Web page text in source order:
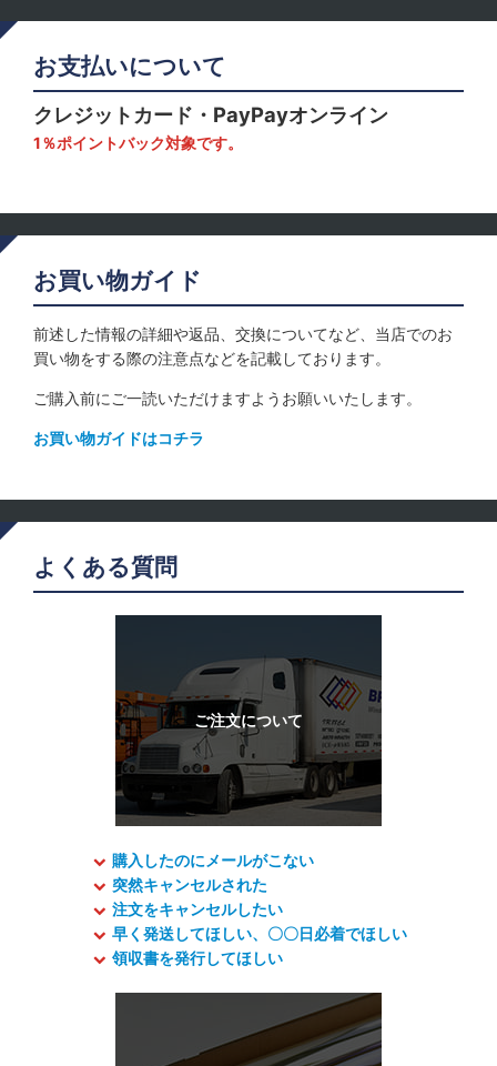
お支払いについて
クレジットカード・PayPayオンライン
1％ポイントバック対象です。
お買い物ガイド
前述した情報の詳細や返品、交換についてなど、当店でのお
買い物をする際の注意点などを記載しております。
ご購入前にご一読いただけますようお願いいたします。
お買い物ガイドはコチラ
よくある質問
購入したのにメールがこない
突然キャンセルされた
注文をキャンセルしたい
早く発送してほしい、〇〇日必着でほしい
領収書を発行してほしい